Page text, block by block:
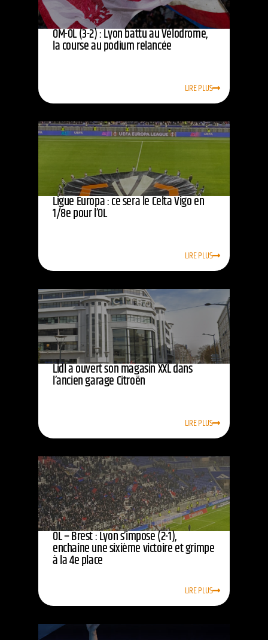
OM-OL (3-2) : Lyon battu au Vélodrome,
la course au podium relancée
LIRE PLUS
Ligue Europa : ce sera le Celta Vigo en
1/8e pour l’OL
LIRE PLUS
Lidl a ouvert son magasin XXL dans
l’ancien garage Citroën
LIRE PLUS
OL – Brest : Lyon s’impose (2-1),
enchaîne une sixième victoire et grimpe
à la 4e place
LIRE PLUS